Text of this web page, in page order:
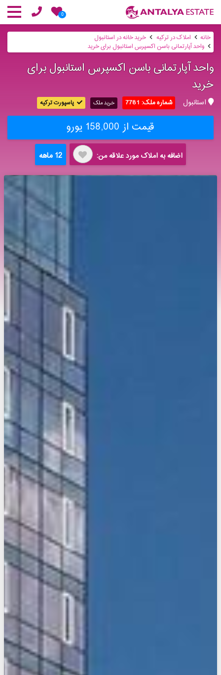
0
خانه املاک در ترکیه
خرید خانه در استانبول
واحد آپارتمانی باسن اکسپرس استانبول برای خرید
واحد آپارتمانی باسن اکسپرس استانبول برای
خرید
استانبول شماره ملک: 7781 خرید ملک پاسپورت ترکیه
قیمت از 158,000 یورو
اضافه به املاک مورد علاقه من: 12 ماهه